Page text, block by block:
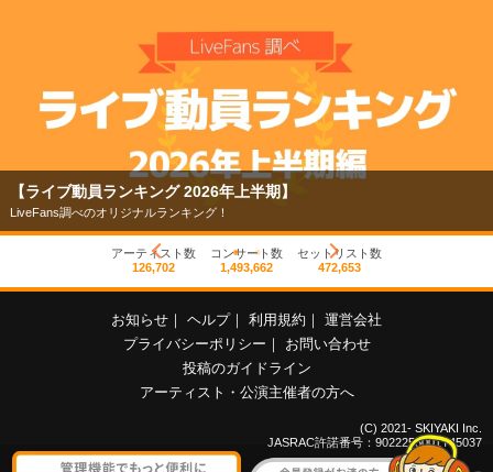
【ライブ動員ランキング 2026年上半期】
LiveFans調べのオリジナルランキング！
アーティスト数
126,702
コンサート数
1,493,662
セットリスト数
472,653
お知らせ ヘルプ 利用規約
運営会社
プライバシーポリシー
お問い合わせ
投稿のガイドライン
アーティスト・公演主催者の方へ
(C) 2021- SKIYAKI Inc.
JASRAC許諾番号：9022255001Y45037